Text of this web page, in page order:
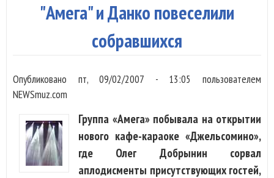
"Амега" и Данко повеселили
собравшихся
Опубликовано пт, 09/02/2007 - 13:05
пользователем
NEWSmuz.com
Группа «Амега» побывала на открытии
нового кафе-караоке «Джельсомино»,
где Олег Добрынин сорвал
аплодисменты присутствующих гостей,